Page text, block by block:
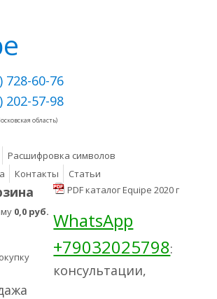
728-60-76
202-57-98
область)
Расшифровка символов
Контакты Статьи
0,0 руб.
PDF каталог Equipe 2020 г
WhatsApp
+79032025798:
консультации,